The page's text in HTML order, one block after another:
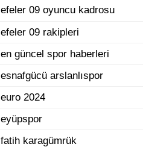
efeler 09 oyuncu kadrosu
efeler 09 rakipleri
en güncel spor haberleri
esnafgücü arslanlıspor
euro 2024
eyüpspor
fatih karagümrük